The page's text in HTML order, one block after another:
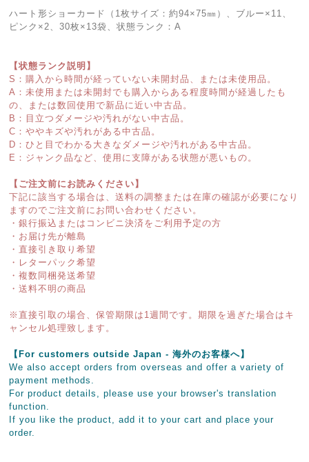
ハート形ショーカード（1枚サイズ：約94×75㎜）、ブルー×11、
ピンク×2、30枚×13袋、状態ランク：A
【状態ランク説明】
S：購入から時間が経っていない未開封品、または未使用品。
A：未使用または未開封でも購入からある程度時間が経過したも
の、または数回使用で新品に近い中古品。
B：目立つダメージや汚れがない中古品。
C：ややキズや汚れがある中古品。
D：ひと目でわかる大きなダメージや汚れがある中古品。
E：ジャンク品など、使用に支障がある状態が悪いもの。
【ご注文前にお読みください】
下記に該当する場合は、送料の調整または在庫の確認が必要になり
ますのでご注文前にお問い合わせください。
・銀行振込またはコンビニ決済をご利用予定の方
・お届け先が離島
・直接引き取り希望
・レターパック希望
・複数同梱発送希望
・送料不明の商品
※直接引取の場合、保管期限は1週間です。期限を過ぎた場合はキ
ャンセル処理致します。
【For customers outside Japan - 海外のお客様へ】
We also accept orders from overseas and offer a variety of
payment methods.
For product details, please use your browser's translation
function.
If you like the product, add it to your cart and place your
order.